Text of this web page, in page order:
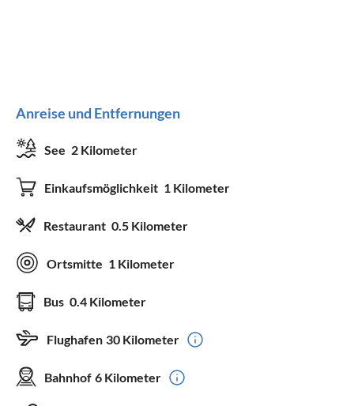
Anreise und Entfernungen
See 2 Kilometer
Einkaufsmöglichkeit 1 Kilometer
Restaurant 0.5 Kilometer
Ortsmitte 1 Kilometer
Bus 0.4 Kilometer
Flughafen 30 Kilometer
Bahnhof 6 Kilometer